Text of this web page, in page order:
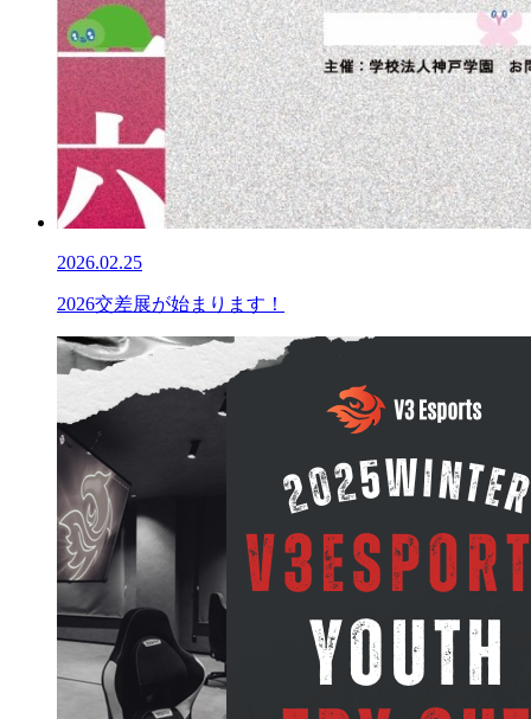
2026.02.25
2026交差展が始まります！